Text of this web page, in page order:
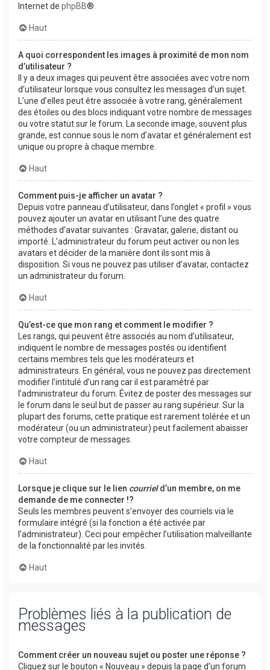
Internet de phpBB®.
Haut
A quoi correspondent les images à proximité de mon nom
d’utilisateur ?
Il y a deux images qui peuvent être associées avec votre nom
d’utilisateur lorsque vous consultez les messages d’un sujet.
L’une d’elles peut être associée à votre rang, généralement
des étoiles ou des blocs indiquant votre nombre de messages
ou votre statut sur le forum. La seconde image, souvent plus
grande, est connue sous le nom d’avatar et généralement est
unique ou propre à chaque membre.
Haut
Comment puis-je afficher un avatar ?
Depuis votre panneau d’utilisateur, dans l’onglet « profil » vous
pouvez ajouter un avatar en utilisant l’une des quatre
méthodes d’avatar suivantes : Gravatar, galerie, distant ou
importé. L’administrateur du forum peut activer ou non les
avatars et décider de la manière dont ils sont mis à
disposition. Si vous ne pouvez pas utiliser d’avatar, contactez
un administrateur du forum.
Haut
Qu’est-ce que mon rang et comment le modifier ?
Les rangs, qui peuvent être associés au nom d’utilisateur,
indiquent le nombre de messages postés ou identifient
certains membres tels que les modérateurs et
administrateurs. En général, vous ne pouvez pas directement
modifier l’intitulé d’un rang car il est paramétré par
l’administrateur du forum. Évitez de poster des messages sur
le forum dans le seul but de passer au rang supérieur. Sur la
plupart des forums, cette pratique est rarement tolérée et un
modérateur (ou un administrateur) peut facilement abaisser
votre compteur de messages.
Haut
Lorsque je clique sur le lien courrield’un membre, on me
demande de me connecter !?
Seuls les membres peuvent s’envoyer des courriels via le
formulaire intégré (si la fonction a été activée par
l’administrateur). Ceci pour empêcher l’utilisation malveillante
de la fonctionnalité par les invités.
Haut
Problèmes liés à la publication de
messages
Comment créer un nouveau sujet ou poster une réponse ?
Cliquez sur le bouton « Nouveau » depuis la page d’un forum